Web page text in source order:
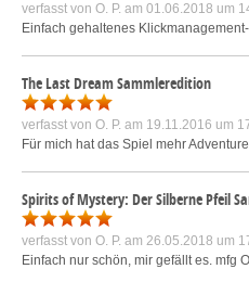
verfasst von O. P. am 01.06.2018 um
Einfach gehaltenes
The Last Dream Sammleredition
verfasst von O. P. am 19.11.2016 um
Für mich hat das Spiel mehr
Spirits of Mystery: Der Silberne Pfeil
verfasst von O. P. am 26.05.2018 um
Einfach nur schön, mir gefällt es. mfg